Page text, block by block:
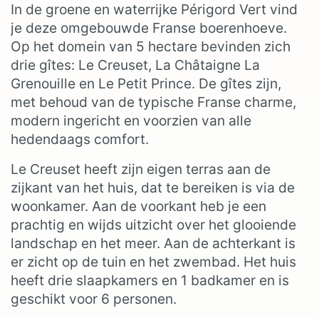
In de groene en waterrijke Périgord Vert vind
je deze omgebouwde Franse boerenhoeve.
Op het domein van 5 hectare bevinden zich
drie gîtes: Le Creuset, La Châtaigne La
Grenouille en Le Petit Prince. De gîtes zijn,
met behoud van de typische Franse charme,
modern ingericht en voorzien van alle
hedendaags comfort.
Le Creuset heeft zijn eigen terras aan de
zijkant van het huis, dat te bereiken is via de
woonkamer. Aan de voorkant heb je een
prachtig en wijds uitzicht over het glooiende
landschap en het meer. Aan de achterkant is
er zicht op de tuin en het zwembad. Het huis
heeft drie slaapkamers en 1 badkamer en is
geschikt voor 6 personen.